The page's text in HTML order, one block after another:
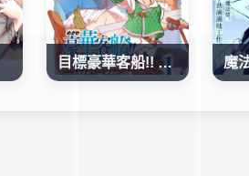
目標豪華客船!! 運用船召喚技能，在異世界開啟奢華生活